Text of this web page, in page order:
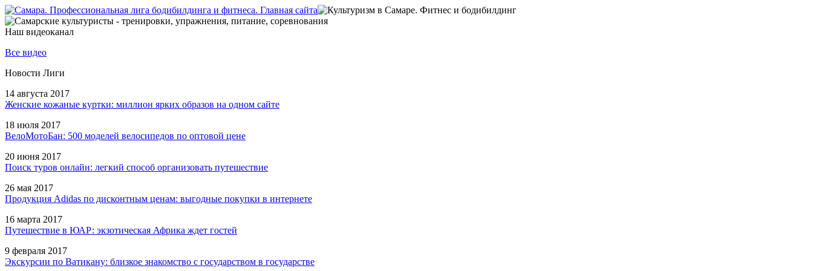
Наш видеоканал
Все видео
Новости Лиги
14 августа 2017
Женские кожаные куртки: миллион ярких образов на одном сайте
18 июля 2017
ВелоМотоБан: 500 моделей велосипедов по оптовой цене
20 июня 2017
Поиск туров онлайн: легкий способ организовать путешествие
26 мая 2017
Продукция Adidas по дисконтным ценам: выгодные покупки в интернете
16 марта 2017
Путешествие в ЮАР: экзотическая Африка ждет гостей
9 февраля 2017
Экскурсии по Ватикану: близкое знакомство с государством в государстве